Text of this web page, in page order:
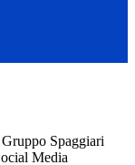
Spaggiari
Media